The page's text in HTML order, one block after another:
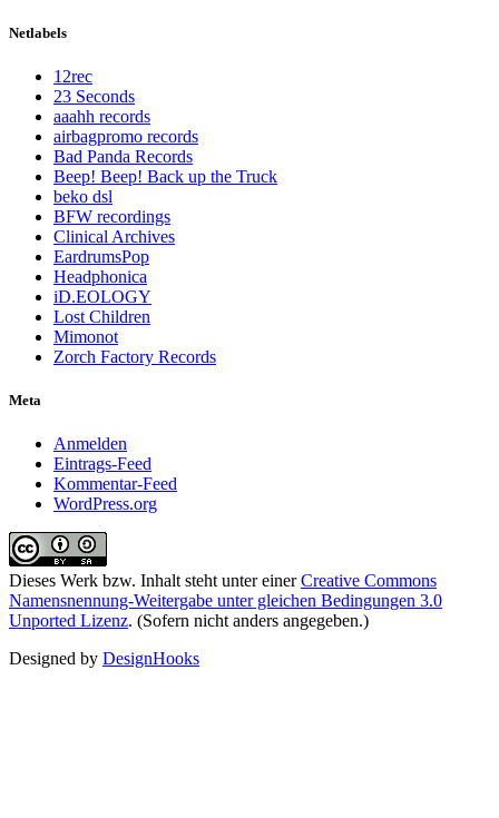
Netlabels
12rec
23 Seconds
aaahh records
airbagpromo records
Bad Panda Records
Beep! Beep! Back up the Truck
beko dsl
BFW recordings
Clinical Archives
EardrumsPop
Headphonica
iD.EOLOGY
Lost Children
Mimonot
Zorch Factory Records
Meta
Anmelden
Eintrags-Feed
Kommentar-Feed
WordPress.org
Dieses Werk bzw. Inhalt steht unter einerCreative Commons
Namensnennung-Weitergabe unter gleichen Bedingungen 3.0
Unported Lizenz. (Sofern nicht anders angegeben.)
Designed by DesignHooks